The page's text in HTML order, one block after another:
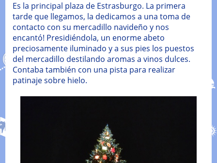
Es la principal plaza de Estrasburgo. La primera
tarde que llegamos, la dedicamos a una toma de
contacto con su mercadillo navideño y nos
encantó! Presidiéndola, un enorme abeto
preciosamente iluminado y a sus pies los puestos
del mercadillo destilando aromas a vinos dulces.
Contaba también con una pista para realizar
patinaje sobre hielo.